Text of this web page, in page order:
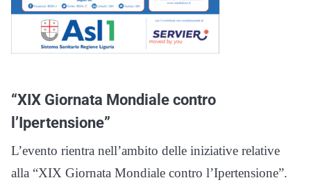
“XIX Giornata Mondiale contro
l’Ipertensione”
L’evento rientra nell’ambito delle iniziative relative
alla “XIX Giornata Mondiale contro l’Ipertensione”.